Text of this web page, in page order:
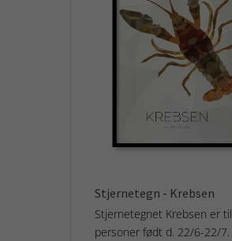
Stjernetegn - Krebsen
Stjernetegnet Krebsen er til
personer født d. 22/6-22/7.